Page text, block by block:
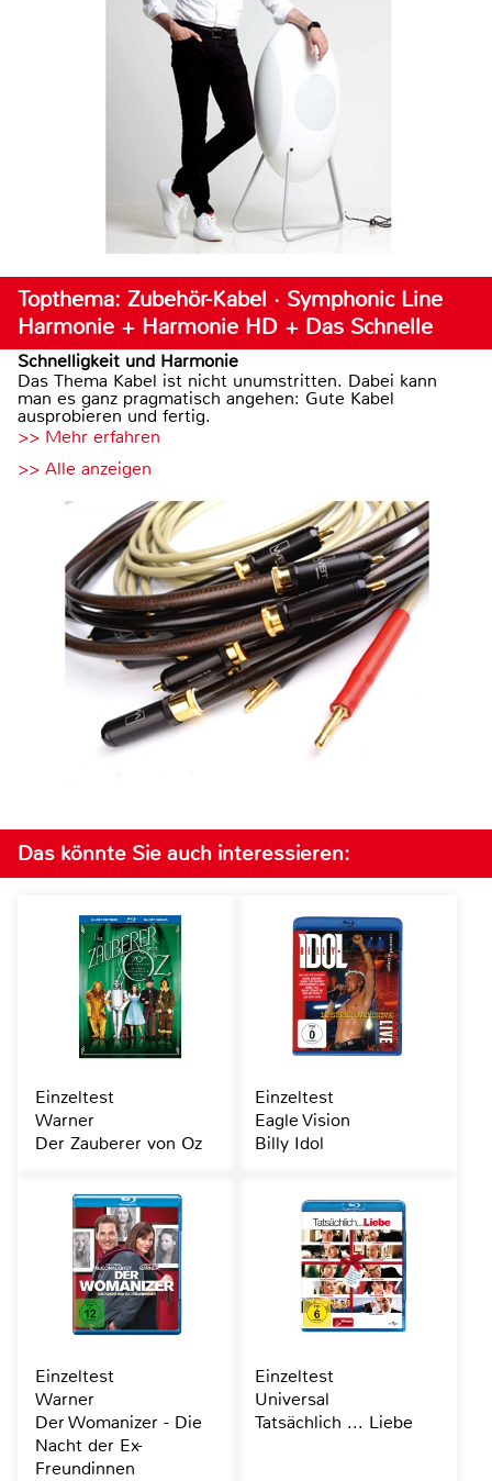
Topthema: Zubehör-Kabel · Symphonic Line
Harmonie + Harmonie HD + Das Schnelle
Schnelligkeit und Harmonie
Das Thema Kabel ist nicht unumstritten. Dabei kann
man es ganz pragmatisch angehen: Gute Kabel
ausprobieren und fertig.
>> Mehr erfahren
>> Alle anzeigen
Das könnte Sie auch interessieren:
Einzeltest
Warner
Der Zauberer von Oz
Einzeltest
Eagle Vision
Billy Idol
Einzeltest
Warner
Der Womanizer - Die
Nacht der Ex-
Freundinnen
Einzeltest
Universal
Tatsächlich ... Liebe